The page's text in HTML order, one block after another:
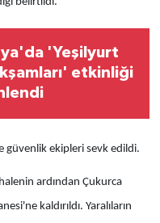
'Yeşilyurt
etkinliği
güvenlik ekipleri sevk edildi.
ardından Çukurca
kaldırıldı. Yaralıların